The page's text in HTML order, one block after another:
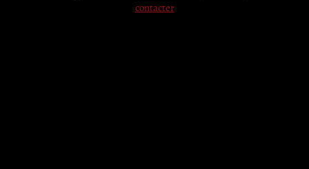
contacter